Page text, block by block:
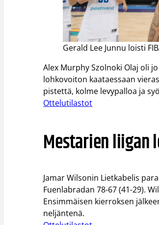
Gerald Lee Junnu loisti
Alex Murphy Szolnoki Olaj oli
lohkovoiton kaataessaan
pistettä, kolme levypalloa ja
Ottelutilastot
Mestarien liigan
Jamar Wilsonin Lietkabelis
Fuenlabradan 78-67 (41-29).
Ensimmäisen kierroksen
neljäntenä.